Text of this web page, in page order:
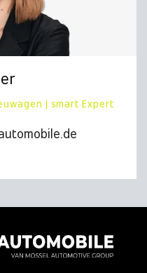
| smart Expert